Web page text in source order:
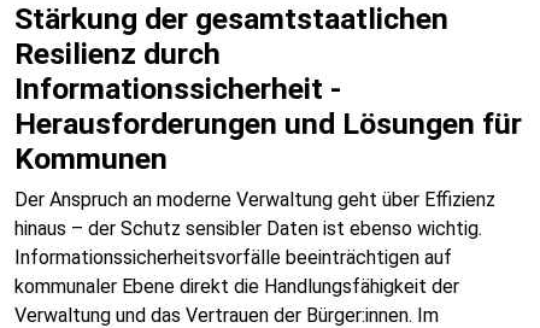
Stärkung der gesamtstaatlichen
Resilienz durch
Informationssicherheit -
Herausforderungen und Lösungen für
Kommunen
Der Anspruch an moderne Verwaltung geht über Effizienz
hinaus – der Schutz sensibler Daten ist ebenso wichtig.
Informationssicherheitsvorfälle beeinträchtigen auf
kommunaler Ebene direkt die Handlungsfähigkeit der
Verwaltung und das Vertrauen der Bürger:innen. Im